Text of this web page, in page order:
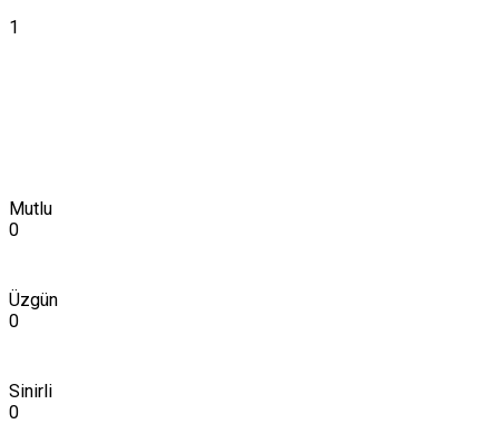
1
Mutlu
0
Üzgün
0
Sinirli
0